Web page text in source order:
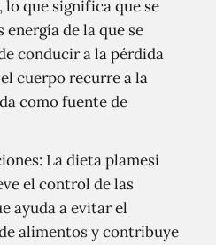
lo que significa que se
energía de la que se
conducir a la pérdida
cuerpo recurre a la
como fuente de
La dieta plamesi
el control de las
ayuda a evitar el
alimentos y contribuye